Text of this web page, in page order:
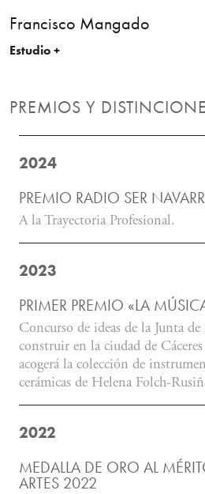
Francisco Mangado
Estudio +
PREMIOS Y
2024
PREMIO RADIO SER
A la Trayectoria Profesional.
2023
PRIMER PREMIO «LA
Concurso de ideas de la Junta
construir en la ciudad de
acogerá la colección de
cerámicas de Helena Folch-
2022
MEDALLA DE ORO AL
ARTES 2022